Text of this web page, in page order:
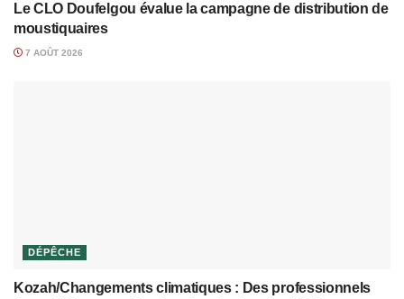
Le CLO Doufelgou évalue la campagne de distribution de
moustiquaires
7 AOÛT 2026
DÉPÊCHE
Kozah/Changements climatiques : Des professionnels